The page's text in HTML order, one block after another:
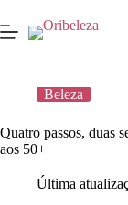
para
o
Beleza
Quatro passos, duas
aos 50+
Última